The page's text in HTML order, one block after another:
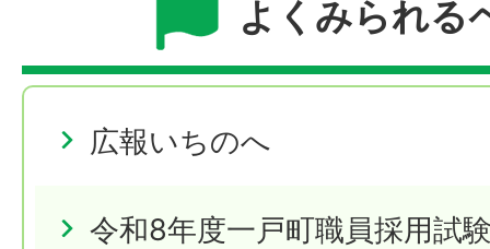
よくみられる
広報いちのへ
令和8年度一戸町職員採用試